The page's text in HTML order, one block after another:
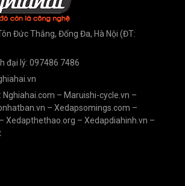
Đức Thắng, Đống Đa, Hà Nội (ĐT:
đại lý: 097486 7486
: Nghiahai.com – Maruishi-cycle.vn –
– Xedapsomings.com –
– Xedapthethao.org – Xedapdiahinh.vn –